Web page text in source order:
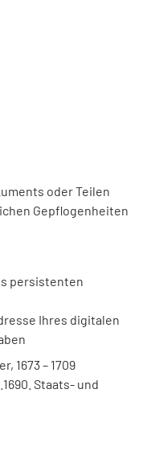
oder Teilen
Gepflogenheiten
persistenten
Ihres digitalen
1673 – 1709
Staats- und